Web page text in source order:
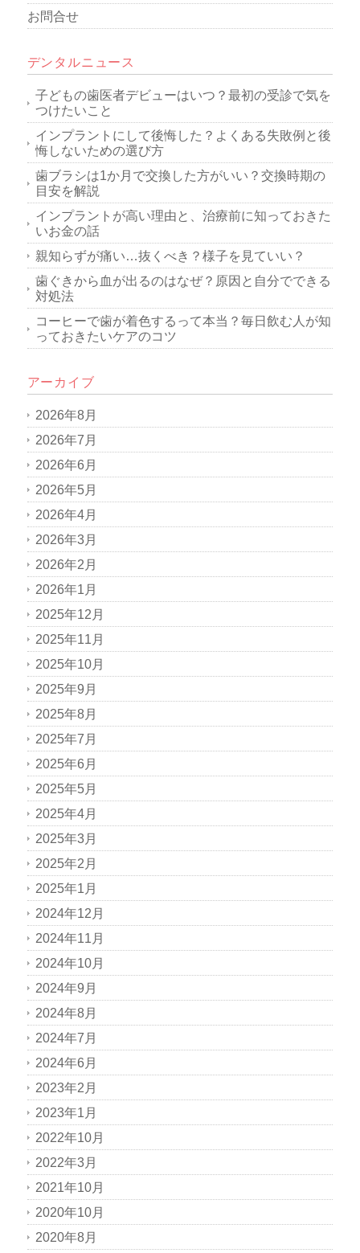
お問合せ
デンタルニュース
子どもの歯医者デビューはいつ？最初の受診で気を
つけたいこと
インプラントにして後悔した？よくある失敗例と後
悔しないための選び方
歯ブラシは1か月で交換した方がいい？交換時期の
目安を解説
インプラントが高い理由と、治療前に知っておきた
いお金の話
親知らずが痛い…抜くべき？様子を見ていい？
歯ぐきから血が出るのはなぜ？原因と自分でできる
対処法
コーヒーで歯が着色するって本当？毎日飲む人が知
っておきたいケアのコツ
アーカイブ
2026年8月
2026年7月
2026年6月
2026年5月
2026年4月
2026年3月
2026年2月
2026年1月
2025年12月
2025年11月
2025年10月
2025年9月
2025年8月
2025年7月
2025年6月
2025年5月
2025年4月
2025年3月
2025年2月
2025年1月
2024年12月
2024年11月
2024年10月
2024年9月
2024年8月
2024年7月
2024年6月
2023年2月
2023年1月
2022年10月
2022年3月
2021年10月
2020年10月
2020年8月